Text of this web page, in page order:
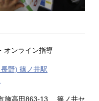
オンライン指導
野) 篠ノ井駅
施高田863-13 篠ノ井セ